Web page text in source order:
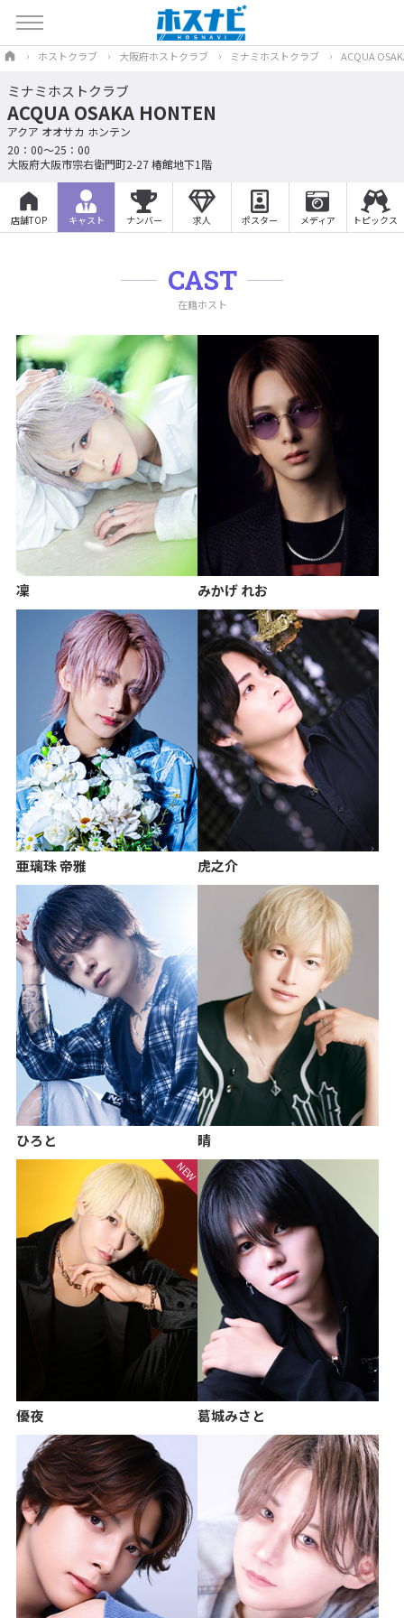
ホストクラブ 大阪府ホストクラブ ミナミホストクラブ ACQUA
ミナミホストクラブ
ACQUA OSAKA HONTEN
アクア オオサカ ホンテン
20：00～25：00
大阪府大阪市宗右衛門町2-27 椿館地下1階
店舗TOP キャスト ナンバー 求人 ポスター メディア トピックス
CAST
在籍ホスト
凜 みかげ れお
亜璃珠 帝雅 虎之介
ひろと 晴
優夜 葛城みさと